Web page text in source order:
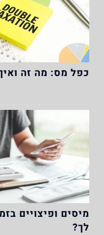
כפל מס: מה זה
מיסים ופיצויים
לך?